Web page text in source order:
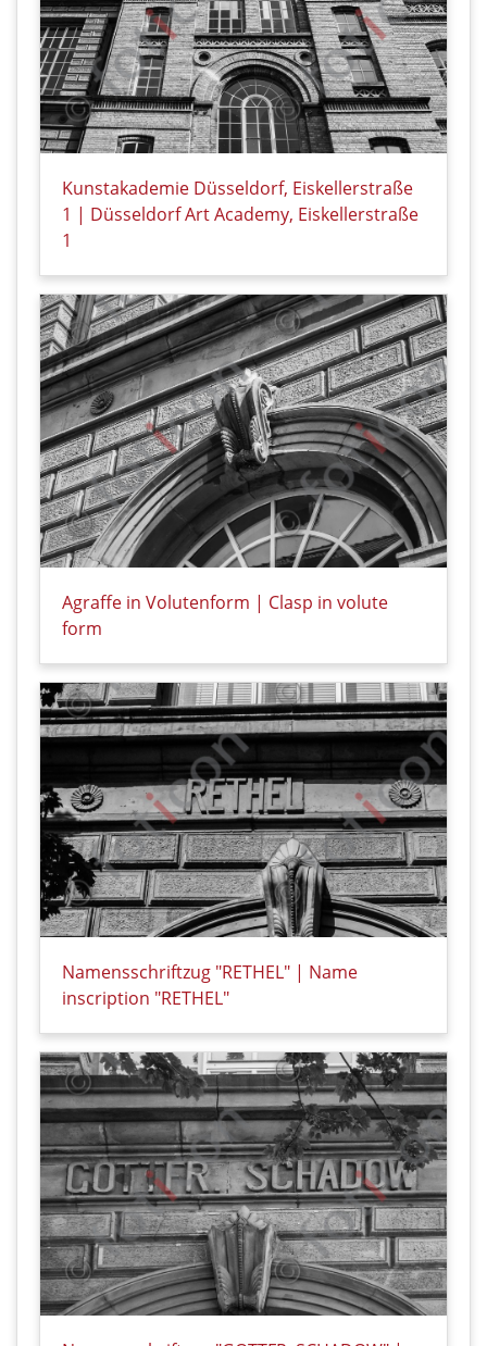
Kunstakademie Düsseldorf, Eiskellerstraße
1 | Düsseldorf Art Academy, Eiskellerstraße
1
Agraffe in Volutenform | Clasp in volute
form
Namensschriftzug "RETHEL" | Name
inscription "RETHEL"